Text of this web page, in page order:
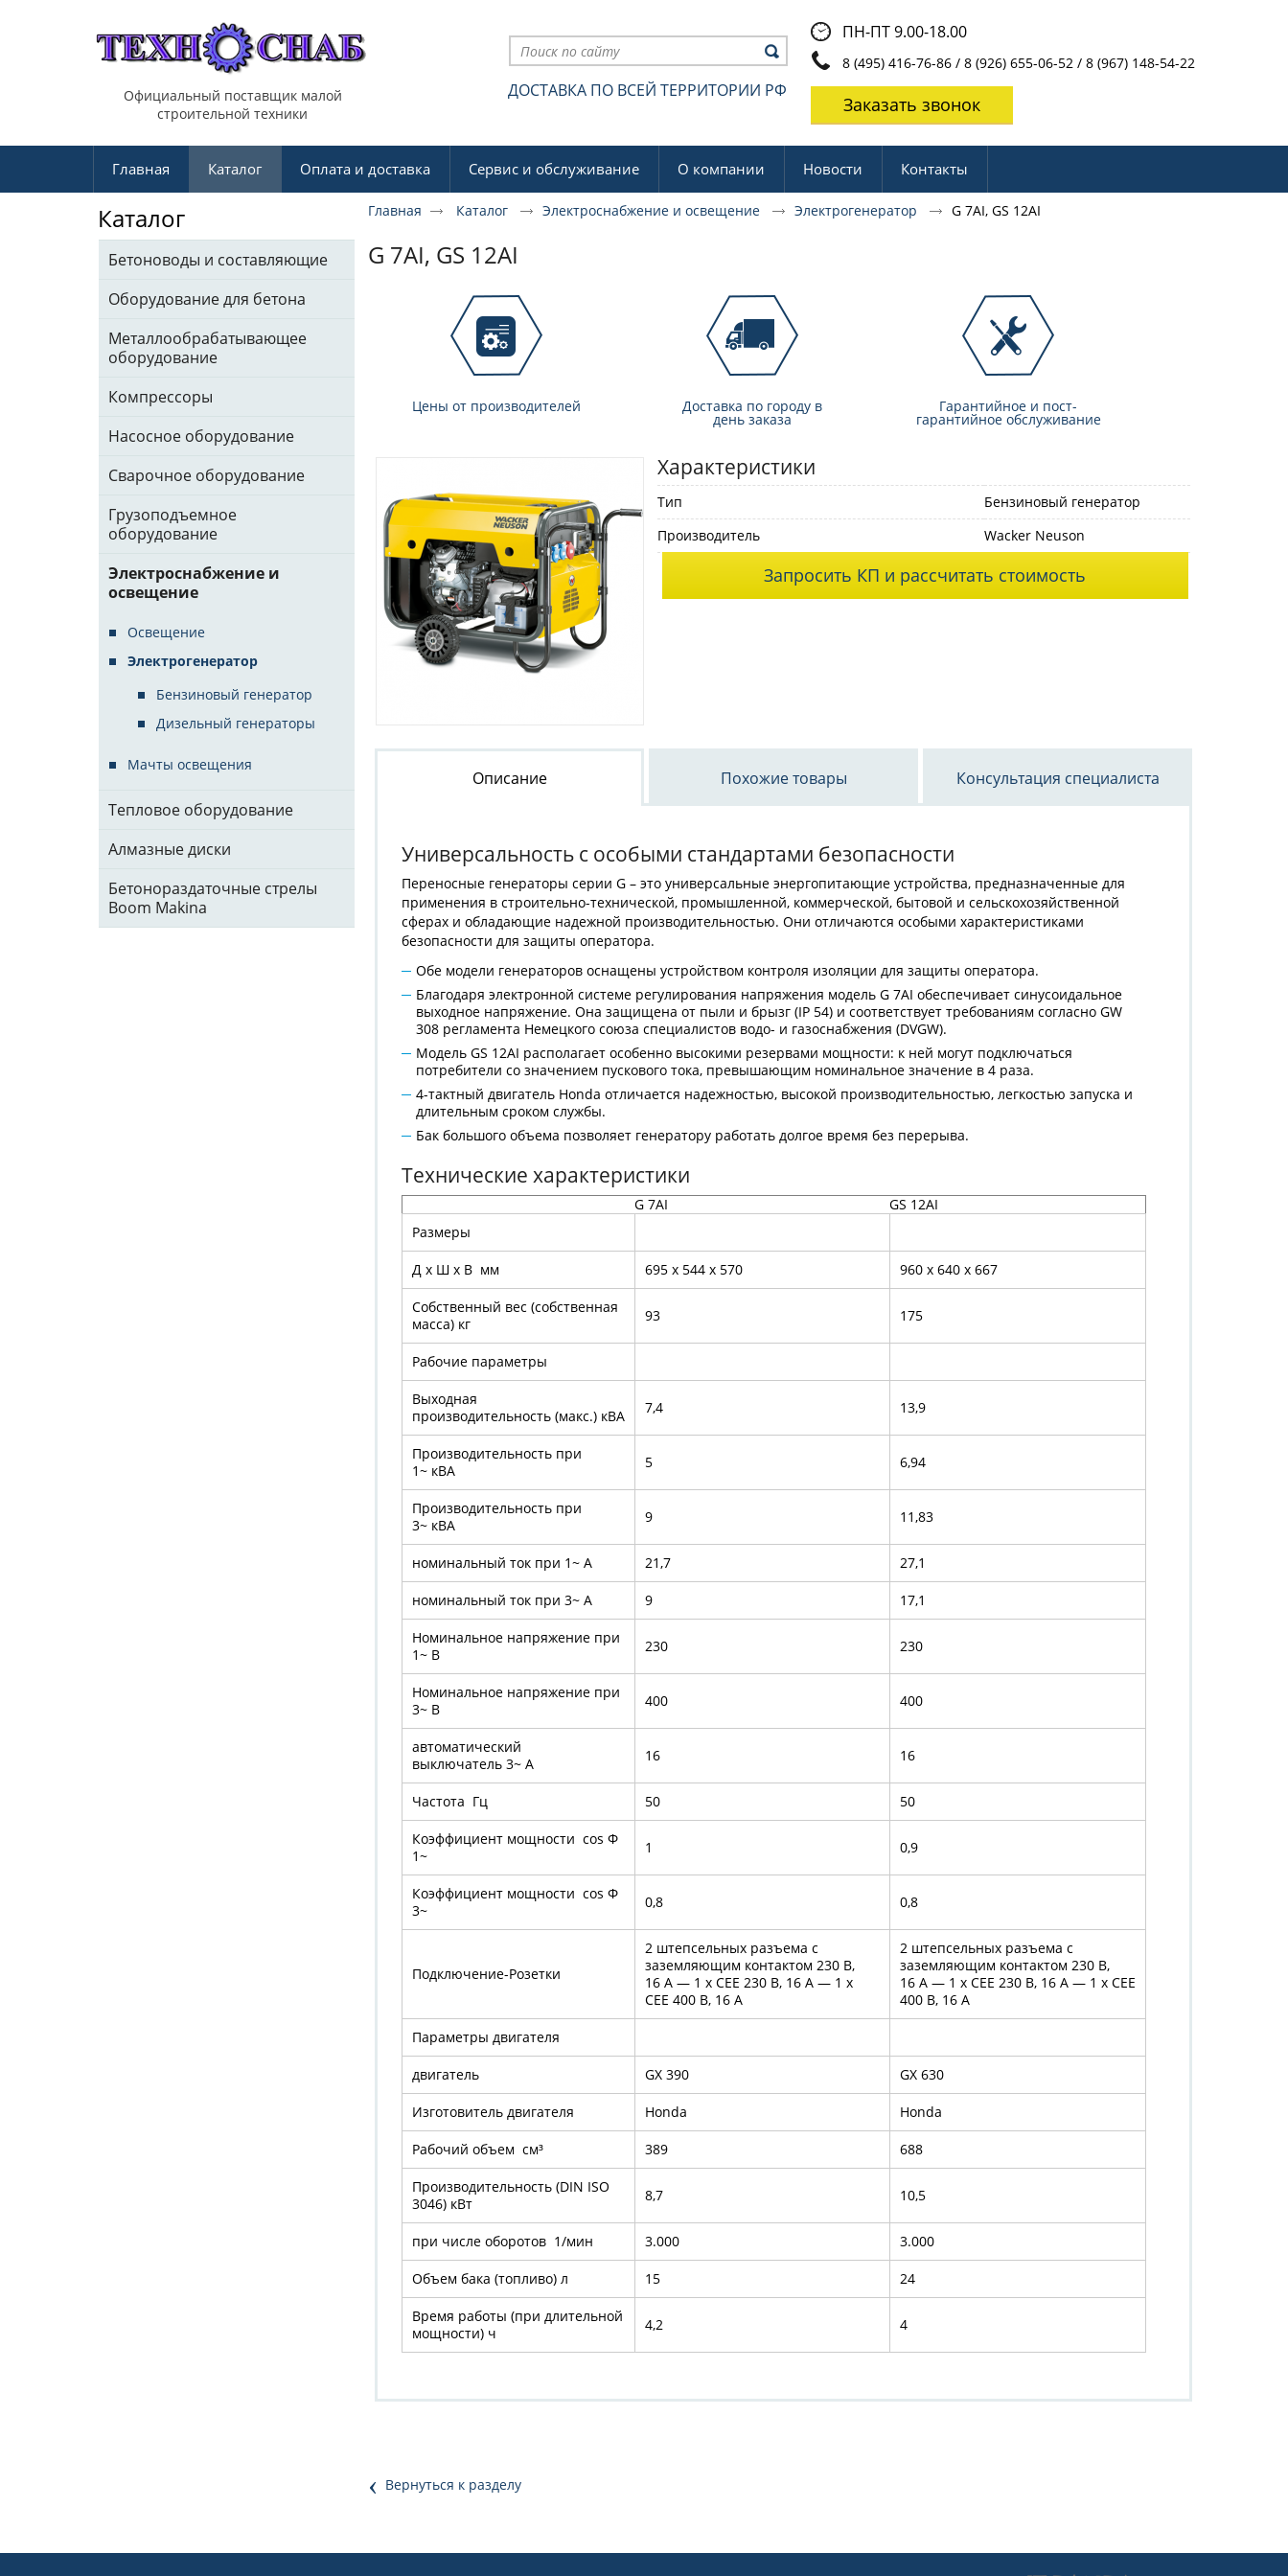
ПН-ПТ 9.00-18.00
8 (495) 416-76-86 / 8 (926) 655-06-52 / 8 (967) 148-54-22
Заказать звонок
Официальный поставщик малой
строительной техники
ДОСТАВКА ПО ВСЕЙ ТЕРРИТОРИИ РФ
Главная Каталог Оплата и доставка Сервис и обслуживание О компании Новости Контакты
Каталог
Бетоноводы и составляющие
Оборудование для бетона
Металлообрабатывающее
оборудование
Компрессоры
Насосное оборудование
Сварочное оборудование
Грузоподъемное
оборудование
Электроснабжение и
освещение
Освещение
Электрогенератор
Бензиновый генератор
Дизельный генераторы
Мачты освещения
Тепловое оборудование
Алмазные диски
Бетонораздаточные стрелы
Boom Makina
Главная Каталог Электроснабжение и освещение Электрогенератор G 7AI, GS 12AI
G 7AI, GS 12AI
Цены от производителей Доставка по городу в
день заказа
Гарантийное и пост-
гарантийное обслуживание
Характеристики
Тип
Бензиновый генератор
Производитель
Wacker Neuson
Запросить КП и рассчитать стоимость
Описание Похожие товары Консультация специалиста
Универсальность с особыми стандартами безопасности
Переносные генераторы серии G – это универсальные энергопитающие устройства, предназначенные для
применения в строительно-технической, промышленной, коммерческой, бытовой и сельскохозяйственной
сферах и обладающие надежной производительностью. Они отличаются особыми характеристиками
безопасности для защиты оператора.
Обе модели генераторов оснащены устройством контроля изоляции для защиты оператора.
Благодаря электронной системе регулирования напряжения модель G 7AI обеспечивает синусоидальное
выходное напряжение. Она защищена от пыли и брызг (IP 54) и соответствует требованиям согласно GW
308 регламента Немецкого союза специалистов водо- и газоснабжения (DVGW).
Модель GS 12AI располагает особенно высокими резервами мощности: к ней могут подключаться
потребители со значением пускового тока, превышающим номинальное значение в 4 раза.
4-тактный двигатель Honda отличается надежностью, высокой производительностью, легкостью запуска и
длительным сроком службы.
Бак большого объема позволяет генератору работать долгое время без перерыва.
Технические характеристики
G 7AI
GS 12AI
Размеры
Д x Ш x В мм 695 x 544 x 570 960 x 640 x 667
Собственный вес (собственная
масса) кг
93 175
Рабочие параметры
Выходная
производительность (макс.) кВА
7,4 13,9
Производительность при
1~ кВА
5 6,94
Производительность при
3~ кВА
9 11,83
номинальный ток при 1~ А 21,7 27,1
номинальный ток при 3~ А 9 17,1
Номинальное напряжение при
1~ В
230 230
Номинальное напряжение при
3~ В
400 400
автоматический
выключатель 3~ А
16 16
Частота Гц 50 50
Коэффициент мощности cos Φ
1~
1 0,9
Коэффициент мощности cos Φ
3~
0,8 0,8
Подключение-Розетки
2 штепсельных разъема с
заземляющим контактом 230 В,
16 А — 1 x CEE 230 В, 16 А — 1 x
CEE 400 В, 16 А
2 штепсельных разъема с
заземляющим контактом 230 В,
16 А — 1 x CEE 230 В, 16 А — 1 x CEE
400 В, 16 А
Параметры двигателя
двигатель GX 390 GX 630
Изготовитель двигателя Honda Honda
Рабочий объем см³ 389 688
Производительность (DIN ISO
3046) кВт
8,7 10,5
при числе оборотов 1/мин 3.000 3.000
Объем бака (топливо) л 15 24
Время работы (при длительной
мощности) ч
4,2 4
‹ Вернуться к разделу